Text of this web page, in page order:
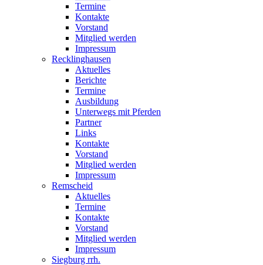
Termine
Kontakte
Vorstand
Mitglied werden
Impressum
Recklinghausen
Aktuelles
Berichte
Termine
Ausbildung
Unterwegs mit Pferden
Partner
Links
Kontakte
Vorstand
Mitglied werden
Impressum
Remscheid
Aktuelles
Termine
Kontakte
Vorstand
Mitglied werden
Impressum
Siegburg rrh.